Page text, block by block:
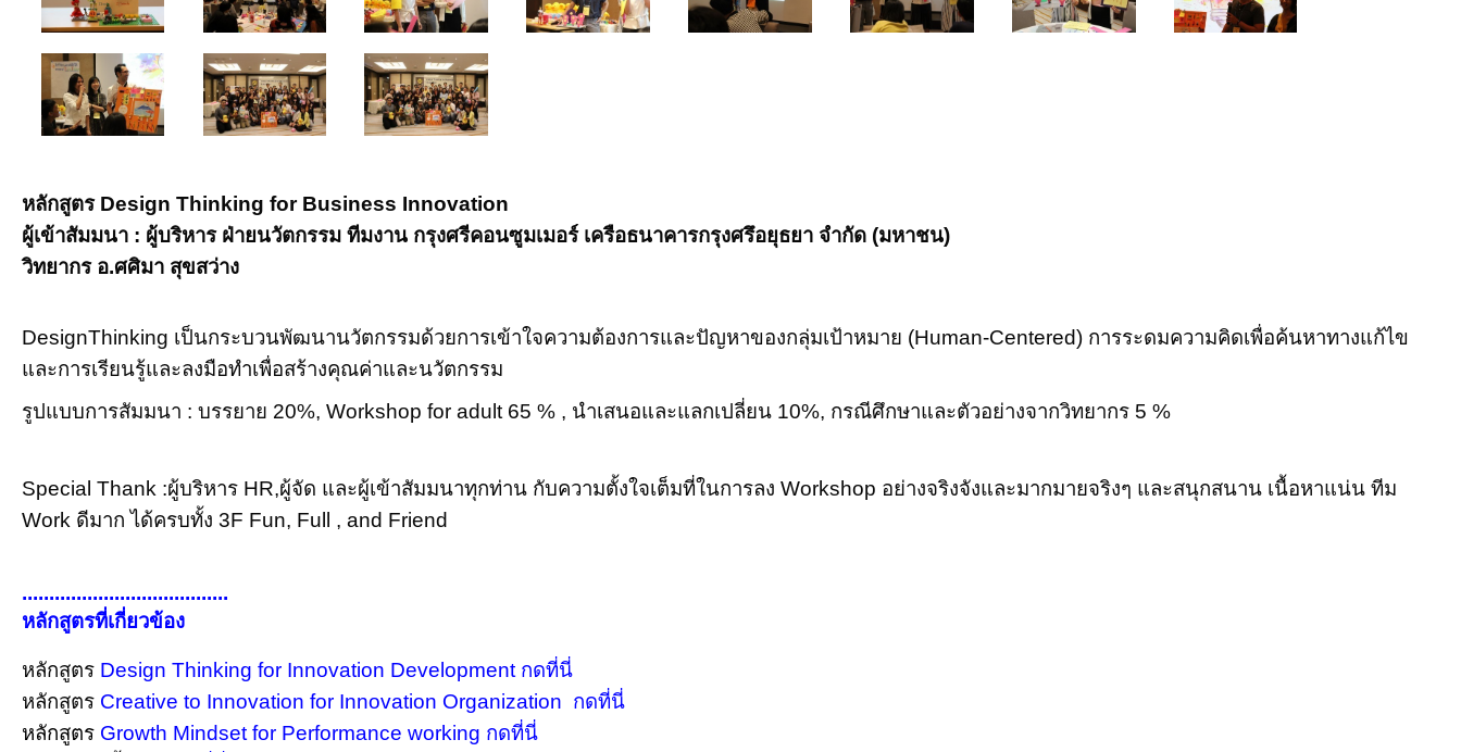
หลักสูตร Design Thinking for Business Innovation
ผู้เข้าสัมมนา : ผู้บริหาร ฝ่ายนวัตกรรม ทีมงาน กรุงศรีคอนซูมเมอร์ เครือธนาคารกรุงศรึอยุธยา จำกัด (มหาชน)
วิทยากร อ.ศศิมา สุขสว่าง
DesignThinking เป็นกระบวนพัฒนานวัตกรรมด้วยการเข้าใจความต้องการและปัญหาของกลุ่มเป้าหมาย (Human-Centered) การระดมความคิดเพื่อค้นหาทางแก้ไข
และการเรียนรู้และลงมือทำเพื่อสร้างคุณค่าและนวัตกรรม
รูปแบบการสัมมนา : บรรยาย 20%, Workshop for adult 65 % , นำเสนอและแลกเปลี่ยน 10%, กรณีศึกษาและตัวอย่างจากวิทยากร 5 %
Special Thank :ผู้บริหาร HR,ผู้จัด และผู้เข้าสัมมนาทุกท่าน กับความตั้งใจเต็มที่ในการลง Workshop อย่างจริงจังและมากมายจริงๆ และสนุกสนาน เนื้อหาแน่น ทีม
Work ดีมาก ได้ครบทั้ง 3F Fun, Full , and Friend
......................................
หลักสูตรที่เกี่ยวข้อง
หลักสูตร Design Thinking for Innovation Development กดที่นี่
หลักสูตร Creative to Innovation for Innovation Organization กดที่นี่
หลักสูตร Growth Mindset for Performance working กดที่นี่